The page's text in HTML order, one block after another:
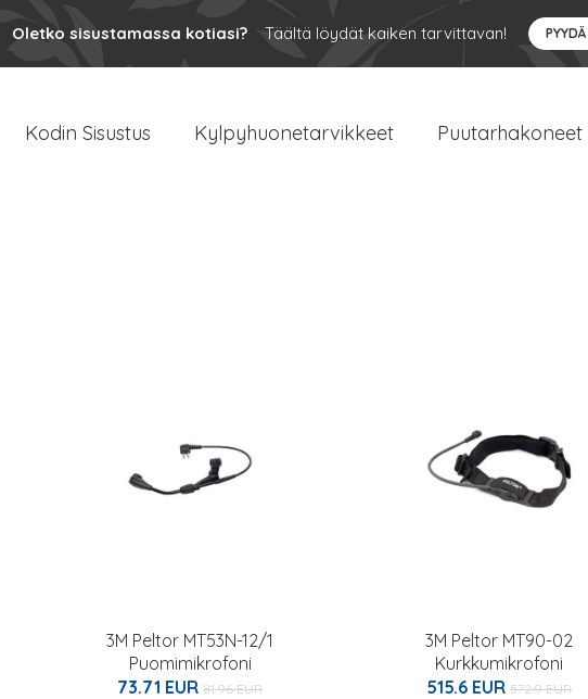
Oletko sisustamassa kotiasi? Täältä löydät kaiken tarvittavan!
Kodin Sisustus Kylpyhuonetarvikkeet Puutarhakoneet
3M Peltor MT53N-12/1
Puomimikrofoni
73.71 EUR81.96 EUR
3M Peltor MT90-02
Kurkkumikrofoni
515.6 EUR572.9 EUR